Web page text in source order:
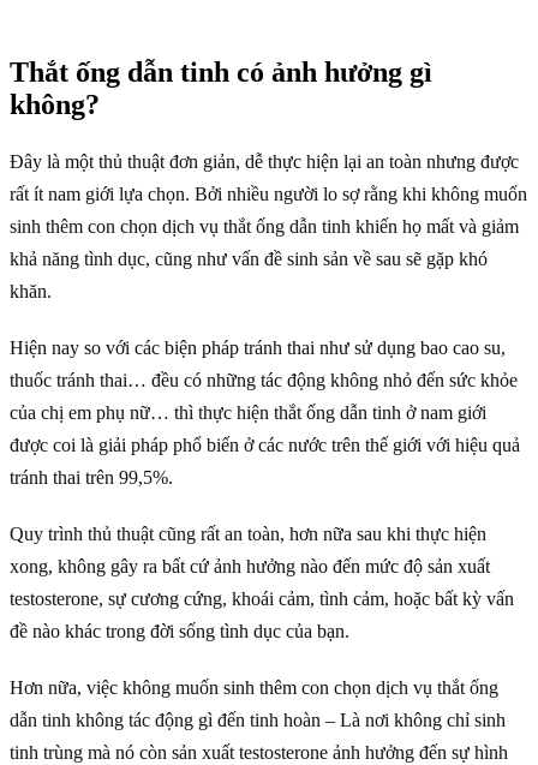
Thắt ống dẫn tinh có ảnh hưởng gì
không?
Đây là một thủ thuật đơn giản, dễ thực hiện lại an toàn nhưng được
rất ít nam giới lựa chọn. Bởi nhiều người lo sợ rằng khi không muốn
sinh thêm con chọn dịch vụ thắt ống dẫn tinh khiến họ mất và giảm
khả năng tình dục, cũng như vấn đề sinh sản về sau sẽ gặp khó
khăn.
Hiện nay so với các biện pháp tránh thai như sử dụng bao cao su,
thuốc tránh thai… đều có những tác động không nhỏ đến sức khỏe
của chị em phụ nữ… thì thực hiện thắt ống dẫn tinh ở nam giới
được coi là giải pháp phổ biến ở các nước trên thế giới với hiệu quả
tránh thai trên 99,5%.
Quy trình thủ thuật cũng rất an toàn, hơn nữa sau khi thực hiện
xong, không gây ra bất cứ ảnh hưởng nào đến mức độ sản xuất
testosterone, sự cương cứng, khoái cảm, tình cảm, hoặc bất kỳ vấn
đề nào khác trong đời sống tình dục của bạn.
Hơn nữa, việc không muốn sinh thêm con chọn dịch vụ thắt ống
dẫn tinh không tác động gì đến tinh hoàn – Là nơi không chỉ sinh
tinh trùng mà nó còn sản xuất testosterone ảnh hưởng đến sự hình